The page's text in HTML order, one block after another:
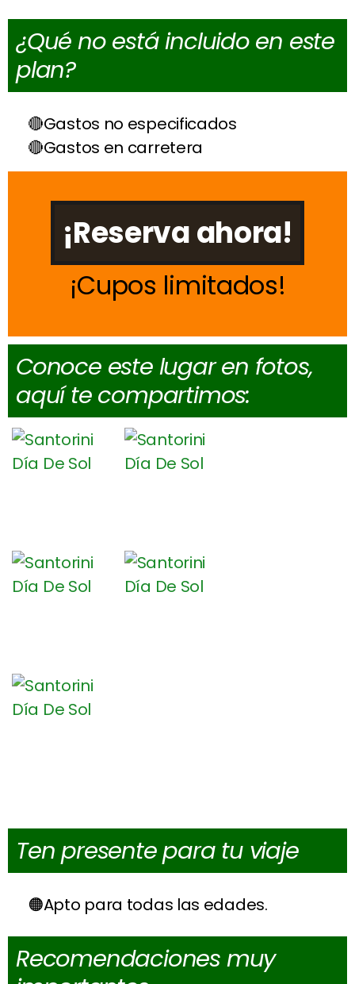
¿Qué no está incluido en este
plan?
Gastos no especificados
Gastos en carretera
¡Reserva ahora!
Cupos limitados
Conoce este lugar en fotos,
aquí te compartimos:
Ten presente para tu viaje
Apto para todas las edades.
Recomendaciones muy